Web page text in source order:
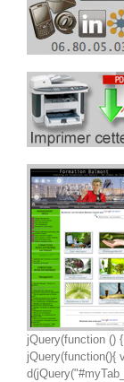
jQuery(function ()
jQuery(function(){